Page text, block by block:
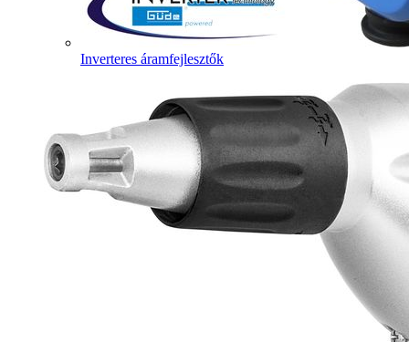
Inverteres áramfejlesztők